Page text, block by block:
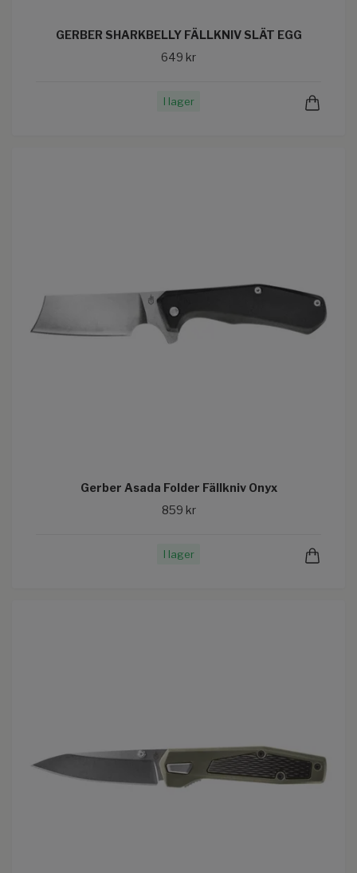
GERBER SHARKBELLY FÄLLKNIV SLÄT EGG
649 kr
I lager
Gerber Asada Folder Fällkniv Onyx
859 kr
I lager